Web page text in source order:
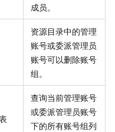
成员。
资源目录中的管理
账号或委派管理员
账号可以删除账号
组。
查询当前管理账号
或委派管理员账号
下的所有账号组列